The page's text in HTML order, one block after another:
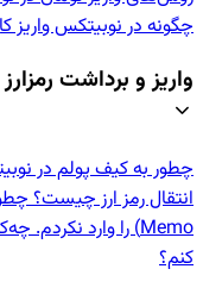
چگونه در نوبیتکس واریز
واریز و برداشت رمزارز
چطور به کیف پولم در
انتقال رمز ارز چیست؟
Memo) را وارد نکردم. چه‌کار کنم؟
کنم؟